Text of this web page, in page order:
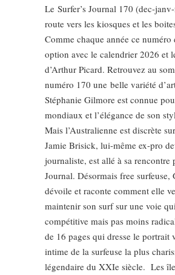
Le Surfer’s Journal 170 (dec-
route vers les kiosques et les
Comme chaque année ce numéro
option avec le calendrier 2026 et
d’Arthur Picard. Retrouvez au
numéro 170 une belle variété
Stéphanie Gilmore est connue
mondiaux et l’élégance de son
Mais l’Australienne est discrète
Jamie Brisick, lui-même ex-pro
journaliste, est allé à sa rencontre
Journal. Désormais free surfeuse,
dévoile et raconte comment elle
maintenir son surf sur une voie
compétitive mais pas moins
de 16 pages qui dresse le portrait
intime de la surfeuse la plus
légendaire du XXIe siècle. Les